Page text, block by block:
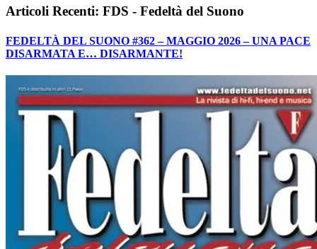
Articoli Recenti: FDS - Fedeltà del Suono
FEDELTÀ DEL SUONO #362 – MAGGIO 2026 – UNA PACE
DISARMATA E… DISARMANTE!